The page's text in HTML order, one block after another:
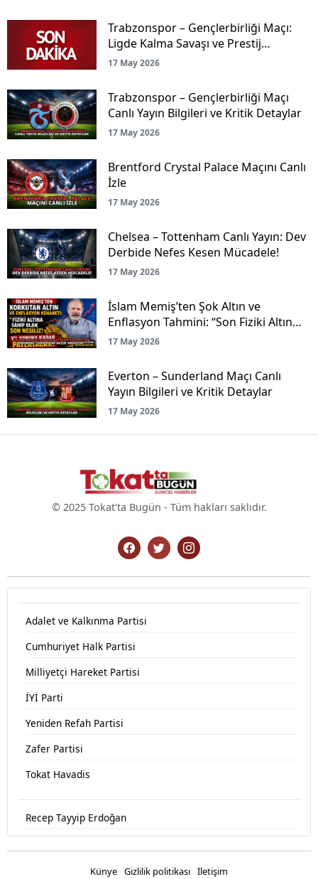
Trabzonspor – Gençlerbirliği Maçı:
Ligde Kalma Savaşı ve Prestij
Mücadelesi Canlı Yayınla Ekranlarda!
17 May 2026
Trabzonspor – Gençlerbirliği Maçı
Canlı Yayın Bilgileri ve Kritik Detaylar
17 May 2026
Brentford Crystal Palace Maçını Canlı
İzle
17 May 2026
Chelsea – Tottenham Canlı Yayın: Dev
Derbide Nefes Kesen Mücadele!
17 May 2026
İslam Memiş’ten Şok Altın ve
Enflasyon Tahmini: “Son Fiziki Altın
Nesliyiz!”
17 May 2026
Everton – Sunderland Maçı Canlı
Yayın Bilgileri ve Kritik Detaylar
17 May 2026
© 2025 Tokat'ta Bugün - Tüm hakları saklıdır.
Adalet ve Kalkınma Partisi
Cumhuriyet Halk Partisi
Milliyetçi Hareket Partisi
İYİ Parti
Yeniden Refah Partisi
Zafer Partisi
Tokat Havadis
Recep Tayyip Erdoğan
Künye Gizlilik politikası İletişim